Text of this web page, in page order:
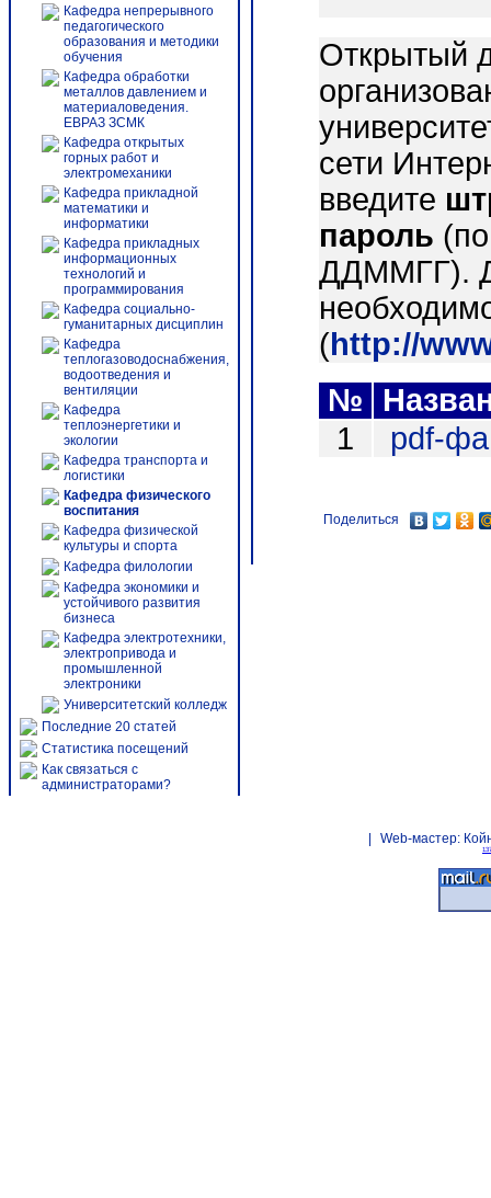
Кафедра непрерывного
педагогического
образования и методики
обучения
Кафедра обработки
металлов давлением и
материаловедения.
ЕВРАЗ ЗСМК
Кафедра открытых
горных работ и
электромеханики
Кафедра прикладной
математики и
информатики
Кафедра прикладных
информационных
технологий и
программирования
Кафедра социально-
гуманитарных дисциплин
Кафедра
теплогазоводоснабжения,
водоотведения и
вентиляции
Кафедра
теплоэнергетики и
экологии
Кафедра транспорта и
логистики
Кафедра физического
воспитания
Кафедра физической
культуры и спорта
Кафедра филологии
Кафедра экономики и
устойчивого развития
бизнеса
Кафедра электротехники,
электропривода и
промышленной
электроники
Университетский колледж
Последние 20 статей
Статистика посещений
Как связаться с
администраторами?
Открытый
сети
введите
пароль
ДДММГГ).
(http://
№
1
pdf-
Поделиться
Web-мастер: